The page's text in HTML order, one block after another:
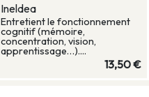
Ineldea
Entretient le fonctionnement
cognitif (mémoire,
concentration, vision,
apprentissage…)....
13,50 €